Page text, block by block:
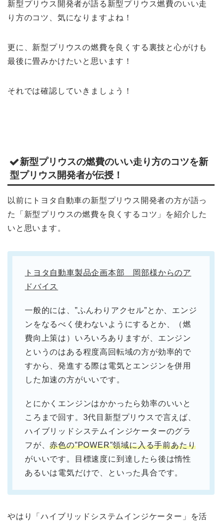
新型プリウス開発者が語る新型プリウス燃費のいい走
り方のコツ、気になりますよね！
更に、新型プリウスの燃費を良くする裏技と心がけも
最後に畳みかけたいと思います！
それでは確認していきましょう！
新型プリウスの燃費のいい走り方のコツを新
型プリウス開発者が伝授！
以前にトヨタ自動車の新型プリウス開発者の方が語っ
た「新型プリウスの燃費を良くするコツ」を紹介した
いと思います。
トヨタ自動車製品企画本部 岡部様からのア
ドバイス
一般的には、”ふんわりアクセル”とか、エンジ
ンをなるべく使わないようにするとか、（燃
費向上策は）いろいろありますが、エンジン
というのはある程度高回転域の方が効率的で
すから、発進する際は電気とエンジンを併用
した加速の方がいいです。
とにかくエンジンはかかったら効率のいいと
ころまで回す。3代目新型プリウスで言えば、
ハイブリッドシステムインジケーターのグラ
フが、赤色の”POWER”領域に入る手前あたり
がいいです。目標速度に到達したら後は惰性
あるいは電気だけで、といった具合です。
やはり「ハイブリッドシステムインジケーター」を活